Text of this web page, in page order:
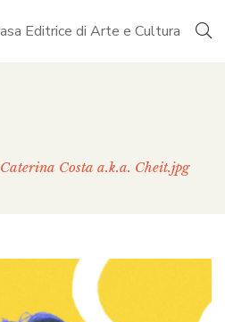
Caterina Costa a.k.a. Cheit.jpg